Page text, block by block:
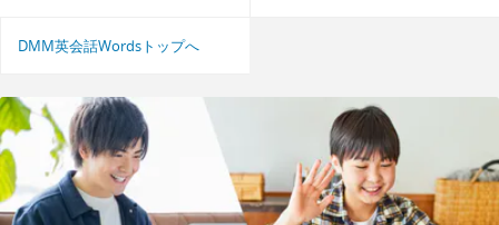
DMM英会話Wordsトップへ